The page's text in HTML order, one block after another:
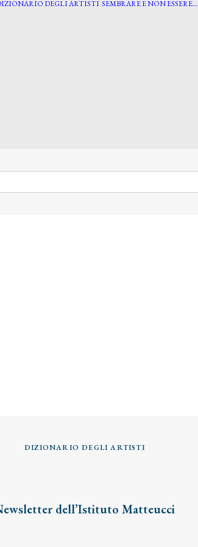
DEGLI ARTISTI SEMBRARE E NON ESSERE…
DIZIONARIO DEGLI ARTISTI
dell’Istituto Matteucci